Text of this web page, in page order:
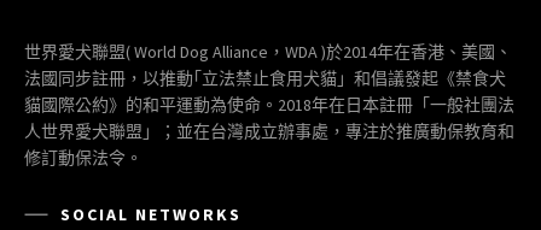
世界愛犬聯盟( World Dog Alliance，WDA )於2014年在香港、美國、
法國同步註冊，以推動｢立法禁止食用犬貓」和倡議發起《禁食犬
貓國際公約》的和平運動為使命。2018年在日本註冊「一般社團法
人世界愛犬聯盟」；並在台灣成立辦事處，專注於推廣動保教育和
修訂動保法令。
SOCIAL NETWORKS